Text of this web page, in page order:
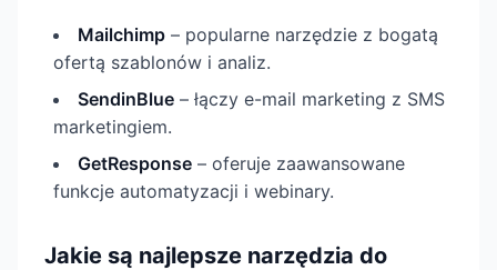
Mailchimp – popularne narzędzie z bogatą
ofertą szablonów i analiz.
SendinBlue – łączy e-mail marketing z SMS
marketingiem.
GetResponse – oferuje zaawansowane
funkcje automatyzacji i webinary.
Jakie są najlepsze narzędzia do